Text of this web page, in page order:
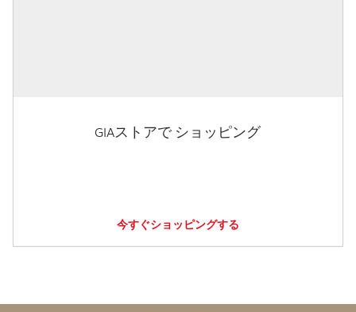
GIAストアで ショッピング
今すぐショッピングする